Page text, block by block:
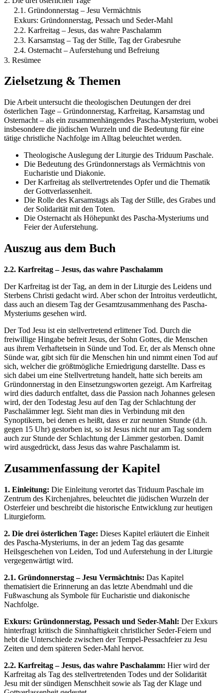
2.1. Gründonnerstag – Jesu Vermächtnis
Exkurs: Gründonnerstag, Pessach und Seder-Mahl
2.2. Karfreitag – Jesus, das wahre Paschalamm
2.3. Karsamstag – Tag der Stille, Tag der Grabesruhe
2.4. Osternacht – Auferstehung und Befreiung
3. Resümee
Zielsetzung & Themen
Die Arbeit untersucht die theologischen Deutungen der drei
österlichen Tage – Gründonnerstag, Karfreitag, Karsamstag und
Osternacht – als ein zusammenhängendes Pascha-Mysterium, wobei
insbesondere die jüdischen Wurzeln und die Bedeutung für eine
tätige christliche Nachfolge im Alltag beleuchtet werden.
Theologische Auslegung der Liturgie des Triduum Paschale.
Die Bedeutung des Gründonnerstags als Vermächtnis von
Eucharistie und Diakonie.
Der Karfreitag als stellvertretendes Opfer und die Thematik
der Gottverlassenheit.
Die Rolle des Karsamstags als Tag der Stille, des Grabes und
der Solidarität mit den Toten.
Die Osternacht als Höhepunkt des Pascha-Mysteriums und
Feier der Auferstehung.
Auszug aus dem Buch
2.2. Karfreitag – Jesus, das wahre Paschalamm
Der Karfreitag ist der Tag, an dem in der Liturgie des Leidens und
Sterbens Christi gedacht wird. Aber schon der Introitus verdeutlicht,
dass auch an diesem Tag der Gesamtzusammenhang des Pascha-
Mysteriums gesehen wird.
Der Tod Jesu ist ein stellvertretend erlittener Tod. Durch die
freiwillige Hingabe befreit Jesus, der Sohn Gottes, die Menschen
aus ihrem Verhaftetsein in Sünde und Tod. Er, der als Mensch ohne
Sünde war, gibt sich für die Menschen hin und nimmt einen Tod auf
sich, welcher die größtmögliche Erniedrigung darstellte. Dass es
sich dabei um eine Stellvertretung handelt, hatte sich bereits am
Gründonnerstag in den Einsetzungsworten gezeigt. Am Karfreitag
wird dies dadurch entfaltet, dass die Passion nach Johannes gelesen
wird, der den Todestag Jesu auf den Tag der Schlachtung der
Paschalämmer legt. Sieht man dies in Verbindung mit den
Synoptikern, bei denen es heißt, dass er zur neunten Stunde (d.h.
gegen 15 Uhr) gestorben ist, so ist Jesus nicht nur am Tag sondern
auch zur Stunde der Schlachtung der Lämmer gestorben. Damit
wird ausgedrückt, dass Jesus das wahre Paschalamm ist.
Zusammenfassung der Kapitel
1. Einleitung: Die Einleitung verortet das Triduum Paschale im
Zentrum des Kirchenjahres, beleuchtet die jüdischen Wurzeln der
Osterfeier und beschreibt die historische Entwicklung zur heutigen
Liturgieform.
2. Die drei österlichen Tage: Dieses Kapitel erläutert die Einheit
des Pascha-Mysteriums, in der an jedem Tag das gesamte
Heilsgeschehen von Leiden, Tod und Auferstehung in der Liturgie
vergegenwärtigt wird.
2.1. Gründonnerstag – Jesu Vermächtnis: Das Kapitel
thematisiert die Erinnerung an das letzte Abendmahl und die
Fußwaschung als Symbole für Eucharistie und diakonische
Nachfolge.
Exkurs: Gründonnerstag, Pessach und Seder-Mahl: Der Exkurs
hinterfragt kritisch die Sinnhaftigkeit christlicher Seder-Feiern und
hebt die Unterschiede zwischen der Tempel-Pessachfeier zu Jesu
Zeiten und dem späteren Seder-Mahl hervor.
2.2. Karfreitag – Jesus, das wahre Paschalamm: Hier wird der
Karfreitag als Tag des stellvertretenden Todes und der Solidarität
Jesu mit der sündigen Menschheit sowie als Tag der Klage und